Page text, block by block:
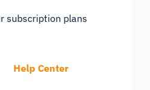
subscription plans
Help Center